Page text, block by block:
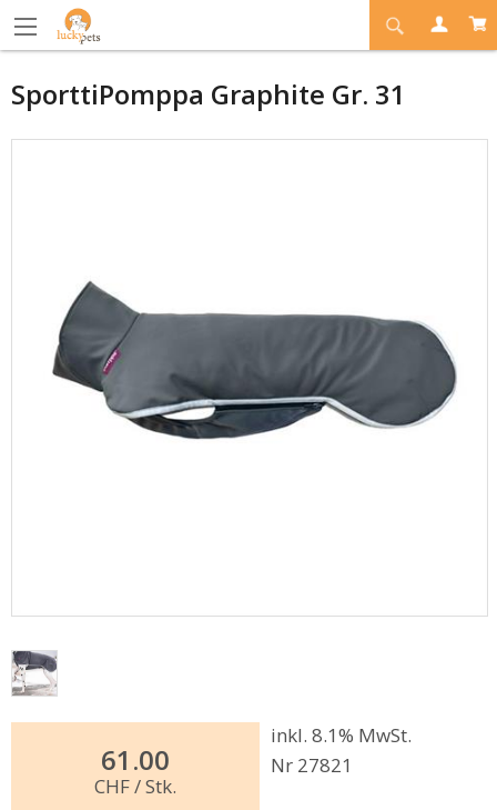
SporttiPomppa Graphite Gr. 31
61.00
CHF/ Stk.
inkl. 8.1% MwSt.
Nr 27821